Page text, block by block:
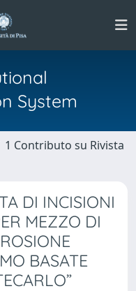
System
1 Contributo su Rivista
DI INCISIONI
MEZZO DI
BASATE